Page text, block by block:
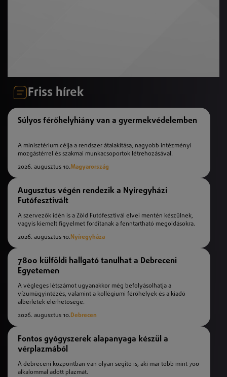
Friss hírek
Súlyos férőhelyhiány van a gyermekvédelemben
A minisztérium célja a rendszer átalakítása, nagyobb intézményi
mozgástérrel és szakmai munkacsoportok létrehozásával.
2026. augusztus 10.Magyarország
Augusztus végén rendezik a Nyíregyházi
Futófesztivált
A szervezők idén is a Zöld Futófesztivál elvei mentén készülnek,
vagyis kiemelt figyelmet fordítanak a fenntartható megoldásokra.
2026. augusztus 10.Nyíregyháza
7800 külföldi hallgató tanulhat a Debreceni
Egyetemen
A végleges létszámot ugyanakkor még befolyásolhatja a
vízumügyintézés, valamint a kollégiumi férőhelyek és a kiadó
albérletek elérhetősége.
2026. augusztus 10.Debrecen
Fontos gyógyszerek alapanyaga készül a
vérplazmából
A debreceni központban van olyan segítő is, aki már több mint 700
alkalommal adott plazmát.